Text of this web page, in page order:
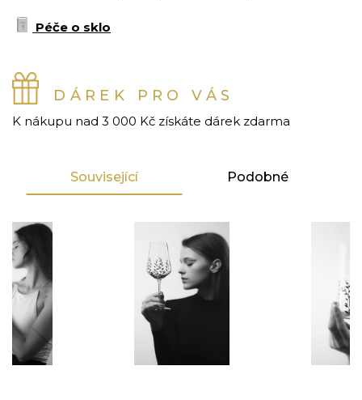
Péče o sklo
DÁREK PRO VÁS
K nákupu nad 3 000 Kč získáte dárek zdarma
Související Podobné